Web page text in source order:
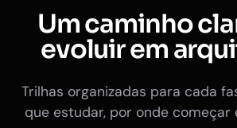
Um caminho
evoluir em
Trilhas organizadas para cada
que estudar, por onde começar